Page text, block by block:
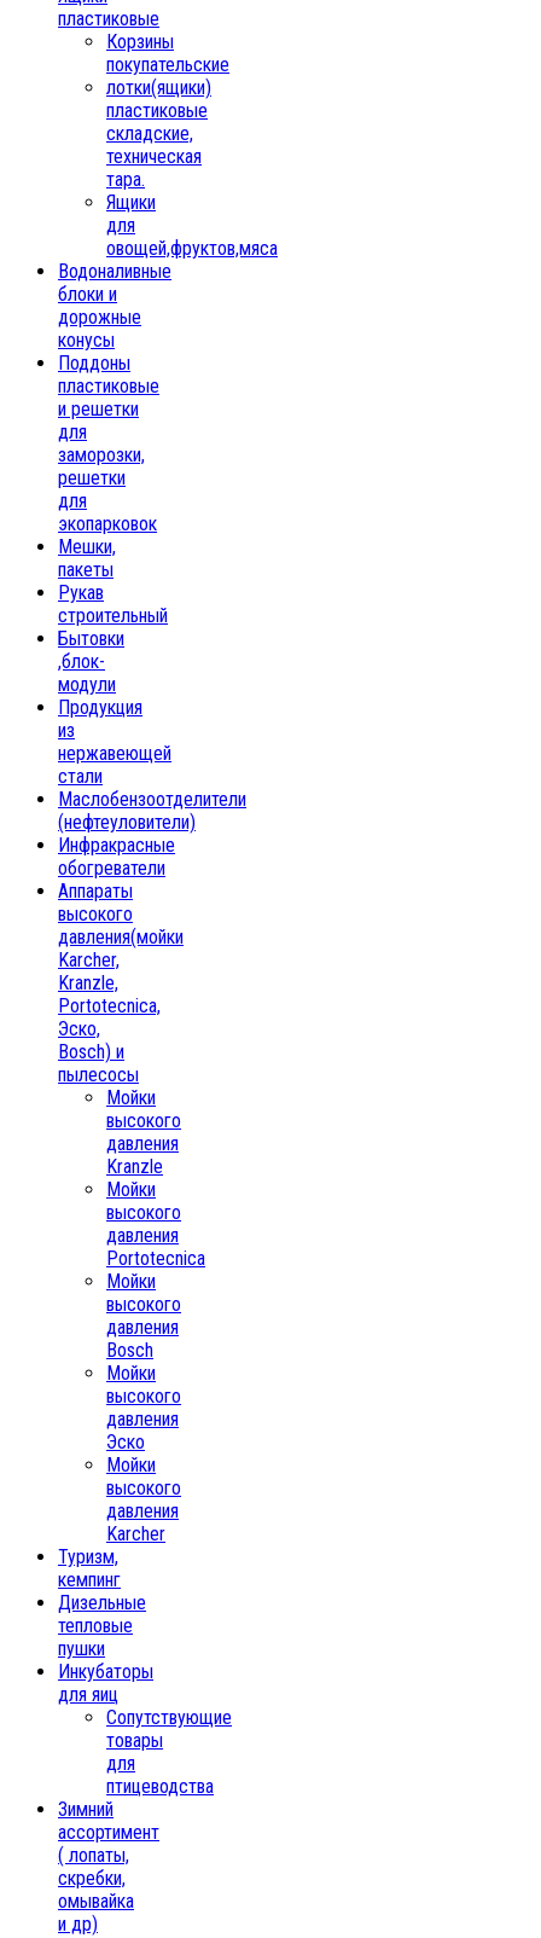
пластиковые
Корзины
покупательские
лотки(ящики)
пластиковые
складские,
техническая
тара.
Ящики
для
овощей,фруктов,мяса
Водоналивные
блоки и
дорожные
конусы
Поддоны
пластиковые
и решетки
для
заморозки,
решетки
для
экопарковок
Мешки,
пакеты
Рукав
строительный
Бытовки
,блок-
модули
Продукция
из
нержавеющей
стали
Маслобензоотделители
(нефтеуловители)
Инфракрасные
обогреватели
Аппараты
высокого
давления(мойки
Karcher,
Kranzle,
Portotecnica,
Эско,
Bosch) и
пылесосы
Мойки
высокого
давления
Kranzle
Мойки
высокого
давления
Portotecnica
Мойки
высокого
давления
Bosch
Мойки
высокого
давления
Эско
Мойки
высокого
давления
Karcher
Туризм,
кемпинг
Дизельные
тепловые
пушки
Инкубаторы
для яиц
Сопутствующие
товары
для
птицеводства
Зимний
ассортимент
( лопаты,
скребки,
омывайка
и др)